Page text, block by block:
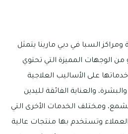
السبا في دبي مارينا يتمثل
من الوجهات المميزة التي تحتوي
على الأساليب العلاجية
والعناية الفائقة لليدين
ومختلف الخدمات الأخرى التي
وتستخدم بها منتجات عالية